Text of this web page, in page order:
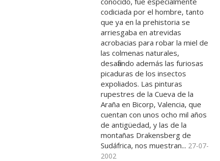
codiciada por el hombre, tanto
que ya en la prehistoria se
arriesgaba en atrevidas
acrobacias para robar la miel de
las colmenas naturales,
desafiando además las furiosas
picaduras de los insectos
expoliados. Las pinturas
rupestres de la Cueva de la
Araña en Bicorp, Valencia, que
cuentan con unos ocho mil años
de antigüedad, y las de la
montañas Drakensberg de
Sudáfrica, nos muestran... 27-07-
2002